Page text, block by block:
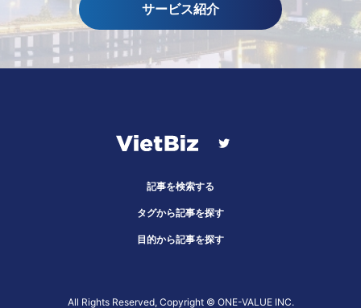
サービス紹介
記事を検索する
タグから記事を探す
目的から記事を探す
All Rights Reserved, Copyright ©︎ ONE-VALUE INC.